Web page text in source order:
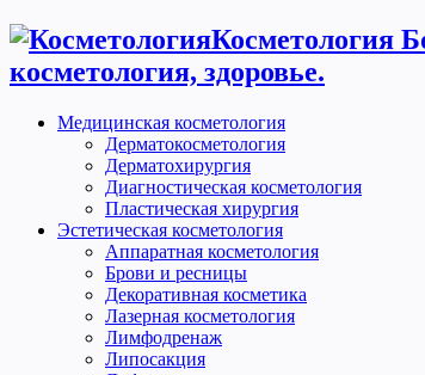
Косметология
косметология, здоровье.
Медицинская косметология
Дерматокосметология
Дерматохирургия
Диагностическая косметология
Пластическая хирургия
Эстетическая косметология
Аппаратная косметология
Брови и ресницы
Декоративная косметика
Лазерная косметология
Лимфодренаж
Липосакция